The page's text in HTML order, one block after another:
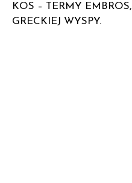
KOS – TERMY
GRECKIEJ WYSPY.